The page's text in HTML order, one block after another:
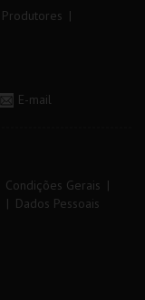
Produtores
E-mail
Condições Gerais
Dados Pessoais